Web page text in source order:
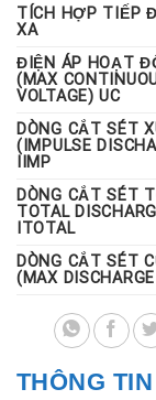
lọc EMI/RFI) tần
100MHz
 Đầy đủ mode
 Bộ hiển thị cảnh
 Cảnh báo âm
while SPD fail
 Tiếp điểm phụ
 Có bộ đếm sét
 Vỏ tủ tiêu chuẩn
enclosure
TÍCH HỢP TIẾP
XA
ĐIỆN ÁP HOẠT
(MAX
VOLTAGE) UC
DÒNG CẮT SÉT
(IMPULSE
IIMP
DÒNG CẮT SÉT
TOTAL
ITOTAL
DÒNG CẮT SÉT
(MAX
THÔNG